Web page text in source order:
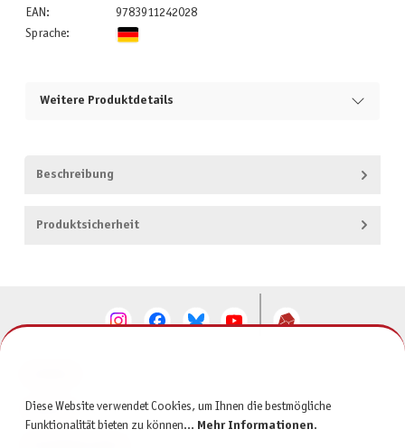
EAN:
9783911242028
Sprache:
Weitere Produktdetails
Beschreibung
Produktsicherheit
SERVICE
Diese Website verwendet Cookies, um Ihnen die bestmögliche
Funktionalität bieten zu können... Mehr Informationen.